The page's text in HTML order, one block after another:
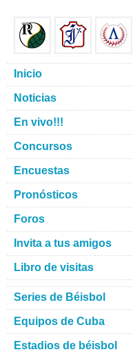
Inicio
Noticias
En vivo!!!
Concursos
Encuestas
Pronósticos
Foros
Invita a tus amigos
Libro de visitas
Series de Béisbol
Equipos de Cuba
Estadios de béisbol